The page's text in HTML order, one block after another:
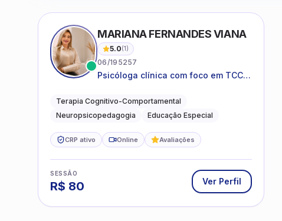
MARIANA FERNANDES VIANA
5.0(1)
06/195257
Psicóloga clínica com foco em TCC,
acompanhamento do
neurodesenvolvimento.
Terapia Cognitivo-Comportamental
Neuropsicopedagogia
Educação Especial
CRP ativo Online Avaliações
SESSÃO
R$ 80 Ver Perfil